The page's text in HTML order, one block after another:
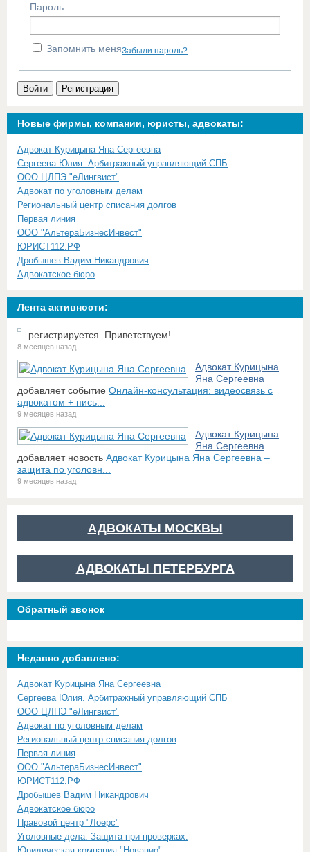
Пароль
Запомнить меняЗабыли пароль?
Войти Регистрация
Новые фирмы, компании, юристы, адвокаты:
Адвокат Курицына Яна Сергеевна
Сергеева Юлия. Арбитражный управляющий СПБ
ООО ЦЛПЭ "еЛингвист"
Адвокат по уголовным делам
Региональный центр списания долгов
Первая линия
ООО "АльтераБизнесИнвест"
ЮРИСТ112.РФ
Дробышев Вадим Никандрович
Адвокатское бюро
Лента активности:
регистрируется. Приветствуем!
8 месяцев назад
Адвокат Курицына
Яна Сергеевна
добавляет событие Онлайн-консультация: видеосвязь с
адвокатом + пись...
9 месяцев назад
Адвокат Курицына
Яна Сергеевна
добавляет новость Адвокат Курицына Яна Сергеевна –
защита по уголовн...
9 месяцев назад
АДВОКАТЫ МОСКВЫ
АДВОКАТЫ ПЕТЕРБУРГА
Обратный звонок
Недавно добавлено:
Адвокат Курицына Яна Сергеевна
Сергеева Юлия. Арбитражный управляющий СПБ
ООО ЦЛПЭ "еЛингвист"
Адвокат по уголовным делам
Региональный центр списания долгов
Первая линия
ООО "АльтераБизнесИнвест"
ЮРИСТ112.РФ
Дробышев Вадим Никандрович
Адвокатское бюро
Правовой центр "Лоерс"
Уголовные дела. Защита при проверках.